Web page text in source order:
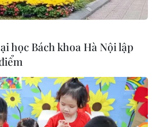
học Bách khoa Hà Nội lập